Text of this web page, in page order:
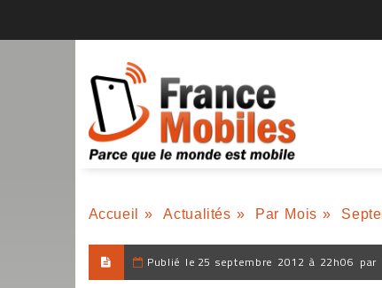
Accueil » Actualités » Par Mois »
Publié le 25 septembre 2012 à 22h06 par